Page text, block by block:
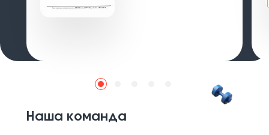
Наша команда